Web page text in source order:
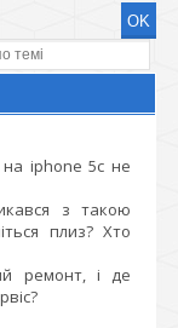
на iphone 5c не
з такою
плиз? Хто
ремонт, і де